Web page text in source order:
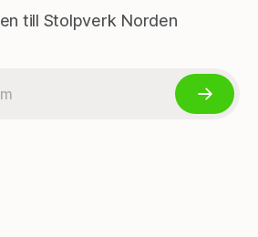
till Stolpverk Norden